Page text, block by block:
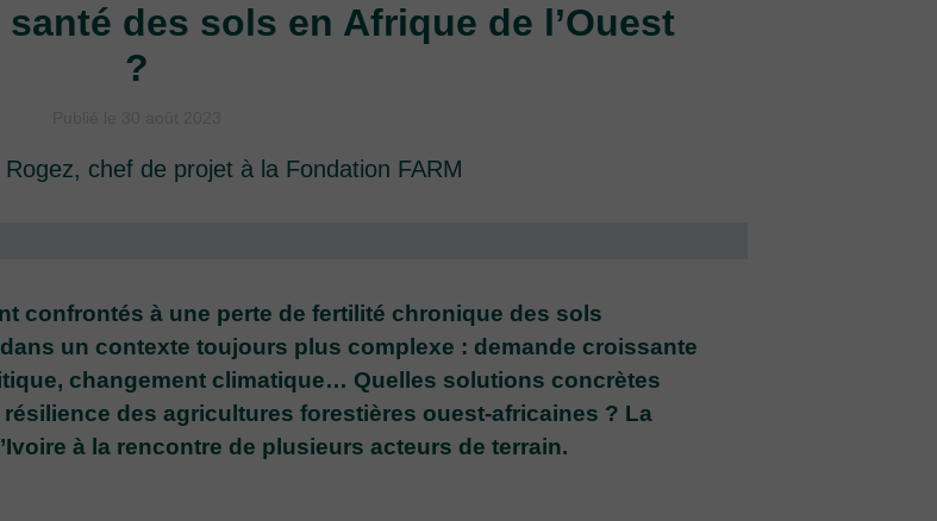
des sols en Afrique de l’Ouest
?
chef de projet à la Fondation FARM
confrontés à une perte de fertilité chronique des sols
un contexte toujours plus complexe : demande croissante
changement climatique… Quelles solutions concrètes
des agricultures forestières ouest-africaines ? La
à la rencontre de plusieurs acteurs de terrain.